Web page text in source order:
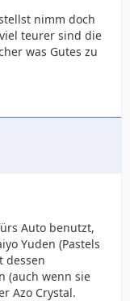
nimm doch
teurer sind die
was Gutes zu
Auto benutzt,
Yuden (Pastels
dessen
(auch wenn sie
Azo Crystal.